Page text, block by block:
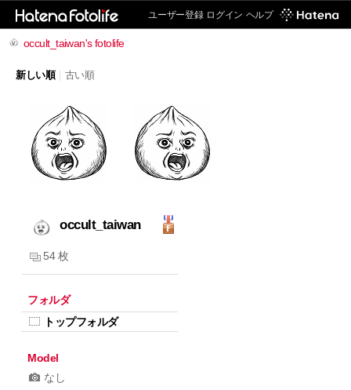
ユーザー登録 ログイン ヘルプ
occult_taiwan's fotolife
新しい順 古い順
occult_taiwan
54 枚
フォルダ
トップフォルダ
Model
なし